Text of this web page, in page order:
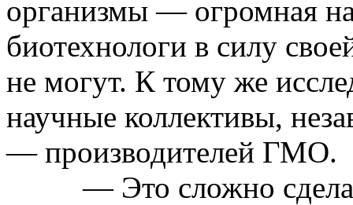
организмы — огромная
биотехнологи в силу
не могут. К тому же
научные коллективы,
— производителей ГМО.
— Это сложно